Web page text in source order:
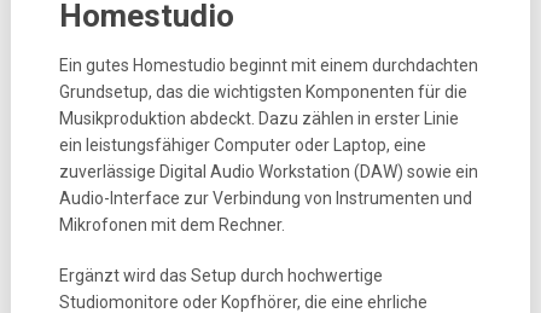
Homestudio
Ein gutes Homestudio beginnt mit einem durchdachten
Grundsetup, das die wichtigsten Komponenten für die
Musikproduktion abdeckt. Dazu zählen in erster Linie
ein leistungsfähiger Computer oder Laptop, eine
zuverlässige Digital Audio Workstation (DAW) sowie ein
Audio-Interface zur Verbindung von Instrumenten und
Mikrofonen mit dem Rechner.
Ergänzt wird das Setup durch hochwertige
Studiomonitore oder Kopfhörer, die eine ehrliche